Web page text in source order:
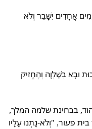
אֲחָדִים יִשָּׁבֵר וְלֹא
וּבָא בְשַׁלְוָה וְהֶחֱזִיק
בבחינת שלמה המלך,
פעור, "וְלֹא-נָתְנוּ עָלָיו